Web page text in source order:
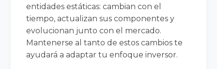
entidades estáticas: cambian con el
tiempo, actualizan sus componentes y
evolucionan junto con el mercado.
Mantenerse al tanto de estos cambios te
ayudará a adaptar tu enfoque inversor.